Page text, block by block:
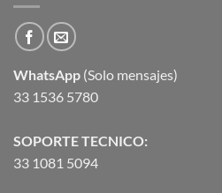
WhatsApp (Solo mensajes)
33 1536 5780
SOPORTE TECNICO:
33 1081 5094